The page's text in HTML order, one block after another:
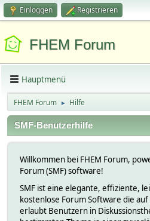
Einloggen Registrieren
FHEM Forum
Hauptmenü
FHEM Forum ► Hilfe
SMF-Benutzerhilfe
Willkommen bei FHEM Forum,
Forum (SMF) software!
SMF ist eine elegante, effiziente,
kostenlose Forum Software die
erlaubt Benutzern in